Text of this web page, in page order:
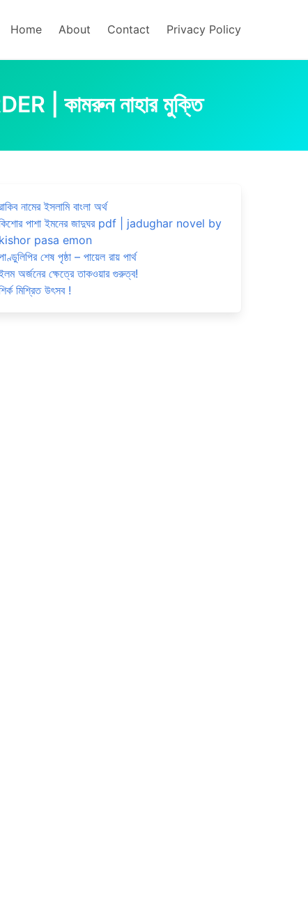
Home About Contact Privacy Policy
| কামরুন নাহার মুক্তি
নামের ইসলামি বাংলা অর্থ
পাশা ইমনের জাদুঘর pdf | jadughar novel by
kishor pasa emon
শেষ পৃষ্ঠা – পায়েল রায় পার্থ
অর্জনের ক্ষেত্রে তাকওয়ার গুরুত্ব!
মিশ্রিত উৎসব !